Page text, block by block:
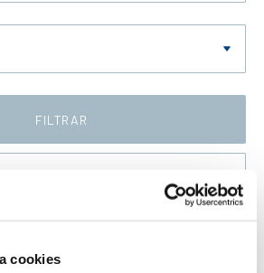
cookies
FILTRAR